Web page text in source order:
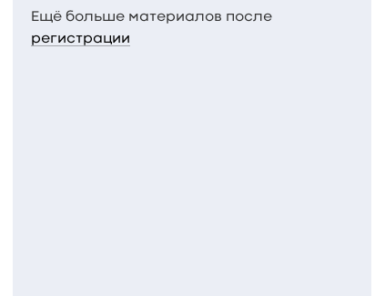
Ещё больше материалов после
регистрации